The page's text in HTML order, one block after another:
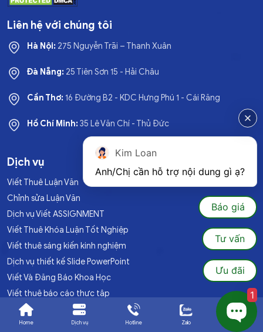
Liên hệ với chúng tôi
Hà Nội: 275 Nguyễn Trãi – Thanh Xuân
Đà Nẵng: 25 Tiên Sơn 15 - Hải Châu
Cần Thơ:16 Đường B2 - KDC Hưng Phú 1 - Cái Răng
Hồ Chí Minh:35 Lê Văn Chí - Thủ Đức
Dịch vụ
Viết Thuê Luận Văn
Chỉnh sửa Luận Văn
Dịch vụ Viết ASSIGNMENT
Viết Thuê Khóa Luận Tốt Nghiệp
Viết thuê sáng kiến kinh nghiệm
Dịch vụ thiết kế Slide PowerPoint
Viết Và Đăng Báo Khoa Học
Viết thuê báo cáo thực tập
Viết thuê luận văn tiếng anh (Dissertation,Thesis)
Viết thuê tiểu luận
Home Dịch vụ Hotline Zalo Ưu đãi
Kim Loan
Anh/Chị cần hỗ trợ nội dung gì ạ?
Báo giá
Tư vấn
Ưu đãi
1